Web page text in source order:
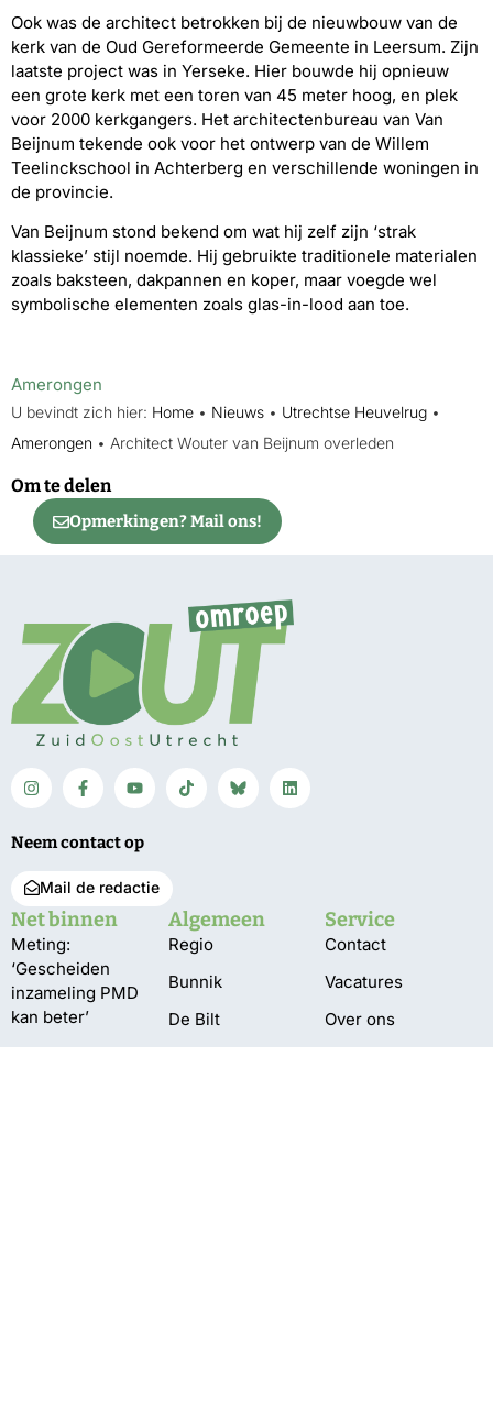
Ook was de architect betrokken bij de nieuwbouw van de
kerk van de Oud Gereformeerde Gemeente in Leersum. Zijn
laatste project was in Yerseke. Hier bouwde hij opnieuw
een grote kerk met een toren van 45 meter hoog, en plek
voor 2000 kerkgangers. Het architectenbureau van Van
Beijnum tekende ook voor het ontwerp van de Willem
Teelinckschool in Achterberg en verschillende woningen in
de provincie.
Van Beijnum stond bekend om wat hij zelf zijn ‘strak
klassieke’ stijl noemde. Hij gebruikte traditionele materialen
zoals baksteen, dakpannen en koper, maar voegde wel
symbolische elementen zoals glas-in-lood aan toe.
Amerongen
U bevindt zich hier: Home • Nieuws • Utrechtse Heuvelrug •
Amerongen • Architect Wouter van Beijnum overleden
Om te delen
Opmerkingen? Mail ons!
Neem contact op
Mail de redactie
Net binnen
Meting:
‘Gescheiden
inzameling PMD
kan beter’
Algemeen
Regio
Bunnik
De Bilt
Service
Contact
Vacatures
Over ons